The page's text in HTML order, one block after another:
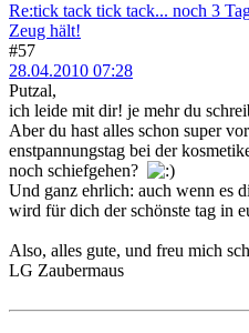
Re:tick tack tick tack... noch 3
Zeug hält!
#57
28.04.2010 07:28
Putzal,
ich leide mit dir! je mehr du
Aber du hast alles schon super
enstpannungstag bei der
noch schiefgehen?
Und ganz ehrlich: auch wenn es
wird für dich der schönste tag in
Also, alles gute, und freu mich
LG Zaubermaus